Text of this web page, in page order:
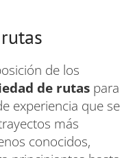
de los
de rutas para
experiencia que se
más
conocidos,